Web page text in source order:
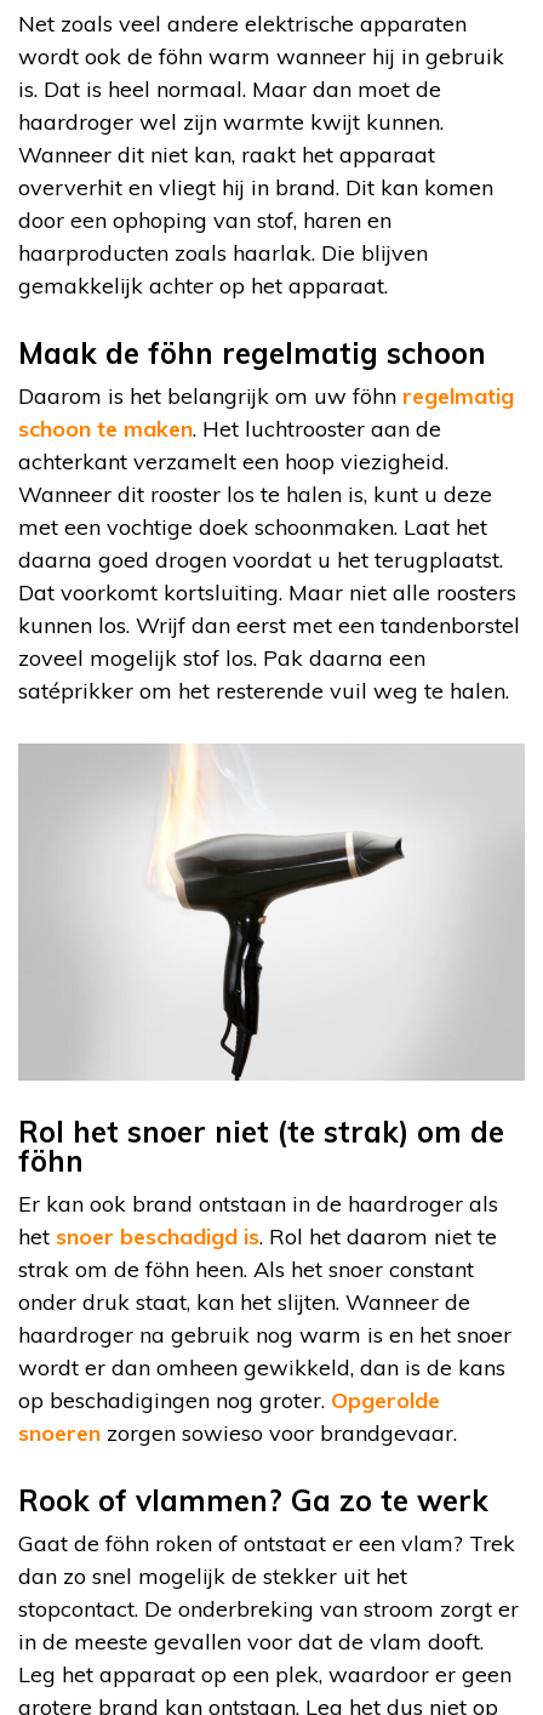
Net zoals veel andere elektrische apparaten
wordt ook de föhn warm wanneer hij in gebruik
is. Dat is heel normaal. Maar dan moet de
haardroger wel zijn warmte kwijt kunnen.
Wanneer dit niet kan, raakt het apparaat
oververhit en vliegt hij in brand. Dit kan komen
door een ophoping van stof, haren en
haarproducten zoals haarlak. Die blijven
gemakkelijk achter op het apparaat.
Maak de föhn regelmatig schoon
Daarom is het belangrijk om uw föhn regelmatig
schoon te maken. Het luchtrooster aan de
achterkant verzamelt een hoop viezigheid.
Wanneer dit rooster los te halen is, kunt u deze
met een vochtige doek schoonmaken. Laat het
daarna goed drogen voordat u het terugplaatst.
Dat voorkomt kortsluiting. Maar niet alle roosters
kunnen los. Wrijf dan eerst met een tandenborstel
zoveel mogelijk stof los. Pak daarna een
satéprikker om het resterende vuil weg te halen.
Rol het snoer niet (te strak) om de
föhn
Er kan ook brand ontstaan in de haardroger als
het snoer beschadigd is. Rol het daarom niet te
strak om de föhn heen. Als het snoer constant
onder druk staat, kan het slijten. Wanneer de
haardroger na gebruik nog warm is en het snoer
wordt er dan omheen gewikkeld, dan is de kans
op beschadigingen nog groter. Opgerolde
snoeren zorgen sowieso voor brandgevaar.
Rook of vlammen? Ga zo te werk
Gaat de föhn roken of ontstaat er een vlam? Trek
dan zo snel mogelijk de stekker uit het
stopcontact. De onderbreking van stroom zorgt er
in de meeste gevallen voor dat de vlam dooft.
Leg het apparaat op een plek, waardoor er geen
grotere brand kan ontstaan. Leg het dus niet op